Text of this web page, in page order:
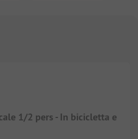
1/2 pers - In bicicletta e